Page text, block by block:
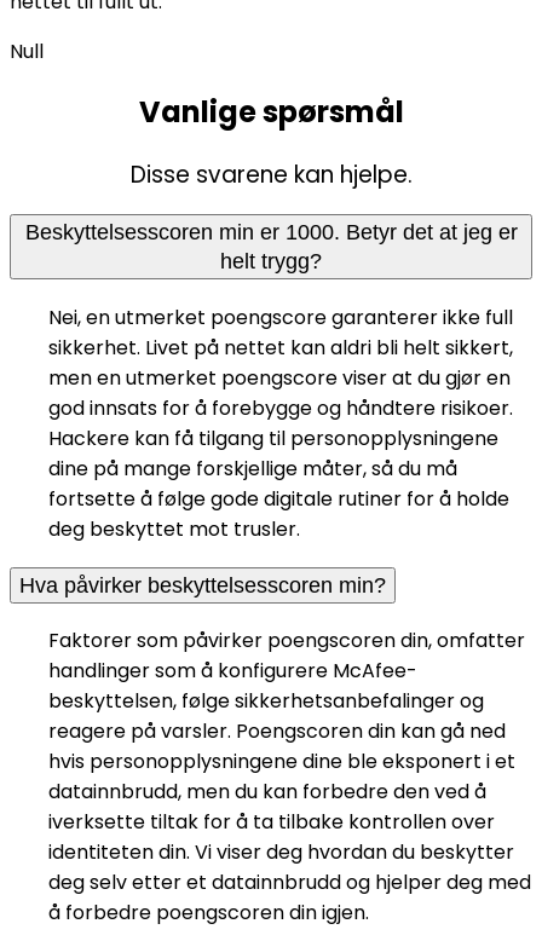
Null
Vanlige spørsmål
Disse svarene kan hjelpe.
Beskyttelsesscoren min er 1000. Betyr det at jeg er
helt trygg?
Nei, en utmerket poengscore garanterer ikke full
sikkerhet. Livet på nettet kan aldri bli helt sikkert,
men en utmerket poengscore viser at du gjør en
god innsats for å forebygge og håndtere risikoer.
Hackere kan få tilgang til personopplysningene
dine på mange forskjellige måter, så du må
fortsette å følge gode digitale rutiner for å holde
deg beskyttet mot trusler.
Hva påvirker beskyttelsesscoren min?
Faktorer som påvirker poengscoren din, omfatter
handlinger som å konfigurere McAfee-
beskyttelsen, følge sikkerhetsanbefalinger og
reagere på varsler. Poengscoren din kan gå ned
hvis personopplysningene dine ble eksponert i et
datainnbrudd, men du kan forbedre den ved å
iverksette tiltak for å ta tilbake kontrollen over
identiteten din. Vi viser deg hvordan du beskytter
deg selv etter et datainnbrudd og hjelper deg med
å forbedre poengscoren din igjen.